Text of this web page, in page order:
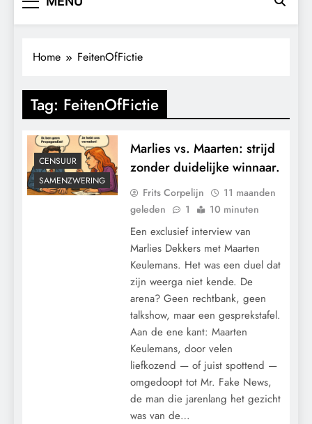
Home FeitenOfFictie
Tag: FeitenOfFictie
CENSUUR
SAMENZWERING
Marlies vs. Maarten: strijd
zonder duidelijke winnaar.
Frits Corpelijn
11 maanden
geleden
1 10 minuten
Een exclusief interview van
Marlies Dekkers met Maarten
Keulemans. Het was een duel dat
zijn weerga niet kende. De
arena? Geen rechtbank, geen
talkshow, maar een gesprekstafel.
Aan de ene kant: Maarten
Keulemans, door velen
liefkozend — of juist spottend —
omgedoopt tot Mr. Fake News,
de man die jarenlang het gezicht
was van de…